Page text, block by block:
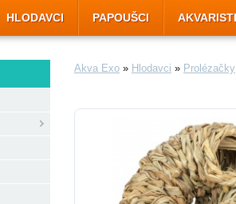
HLODAVCI PAPOUŠCI
Akva Exo » Hlodavci » Prolézačky